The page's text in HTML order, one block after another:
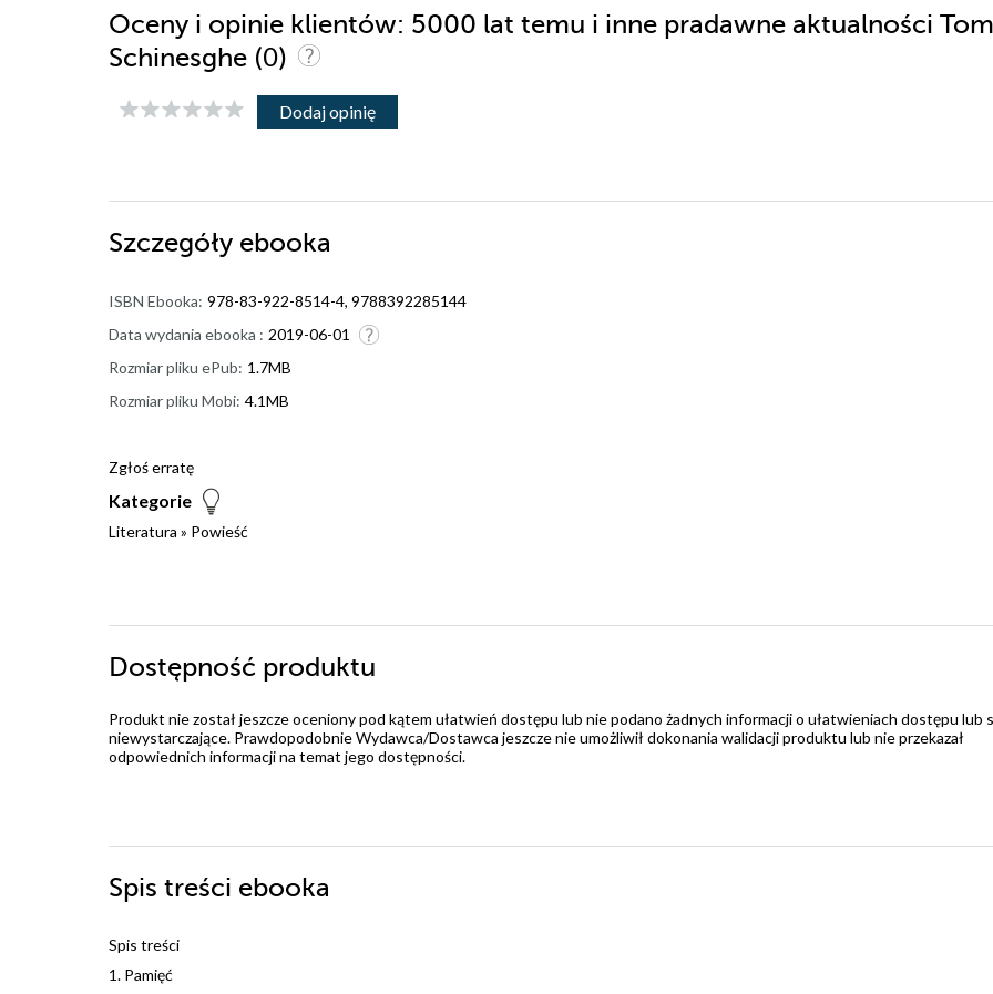
Oceny i opinie klientów: 5000 lat temu i inne pradawne aktualności
Schinesghe (0)
Dodaj opinię
Szczegóły ebooka
ISBN Ebooka: 978-83-922-8514-4, 9788392285144
Data wydania ebooka : 2019-06-01
Rozmiar pliku ePub: 1.7MB
Rozmiar pliku Mobi: 4.1MB
Zgłoś erratę
Kategorie
Literatura » Powieść
Dostępność produktu
Produkt nie został jeszcze oceniony pod kątem ułatwień dostępu lub nie podano żadnych informacji o ułatwieniach dostępu lub
niewystarczające. Prawdopodobnie Wydawca/Dostawca jeszcze nie umożliwił dokonania walidacji produktu lub nie przekazał
odpowiednich informacji na temat jego dostępności.
Spis treści ebooka
Spis treści
1. Pamięć